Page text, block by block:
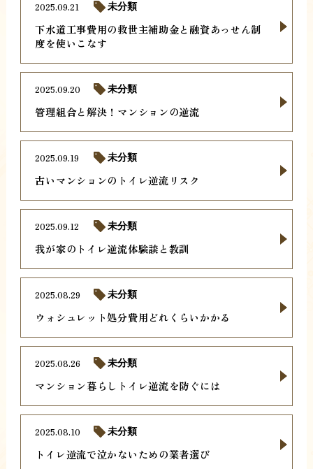
下水道工事費用の救世主補助金と融資あっせん制
度を使いこなす
2025.09.21 未分類
管理組合と解決！マンションの逆流
2025.09.20 未分類
古いマンションのトイレ逆流リスク
2025.09.19 未分類
我が家のトイレ逆流体験談と教訓
2025.09.12 未分類
ウォシュレット処分費用どれくらいかかる
2025.08.29 未分類
マンション暮らしトイレ逆流を防ぐには
2025.08.26 未分類
トイレ逆流で泣かないための業者選び
2025.08.10 未分類